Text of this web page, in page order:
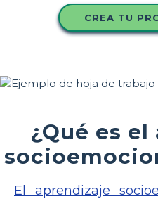
CREA TU
¿Qué es
El aprendizaje